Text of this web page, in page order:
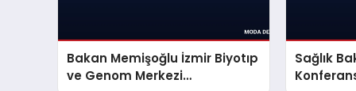
Bakan Memişoğlu İzmir Biyotıp
ve Genom Merkezi
Sağlık